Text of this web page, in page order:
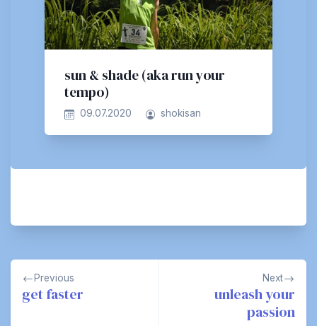
sun & shade (aka run your
tempo)
09.07.2020 shokisan
Post
navigation
Previous
get faster
Next
unleash your
passion